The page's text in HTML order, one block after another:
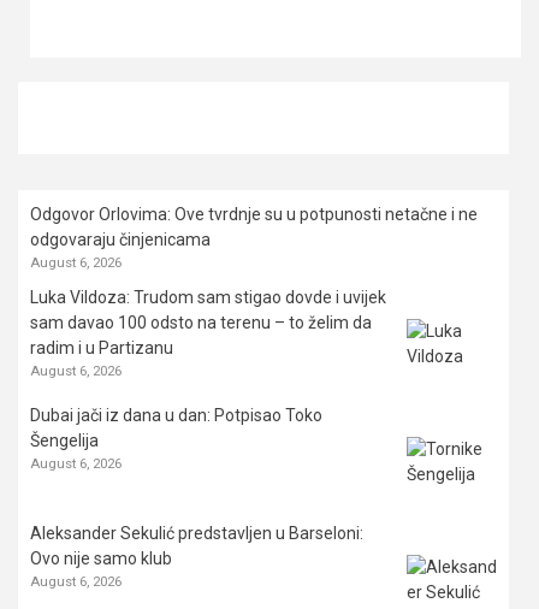
Odgovor Orlovima: ​Ove tvrdnje su u potpunosti netačne i ne
odgovaraju činjenicama
August 6, 2026
Luka Vildoza: Trudom sam stigao dovde i uvijek
sam davao 100 odsto na terenu – to želim da
radim i u Partizanu
August 6, 2026
Dubai jači iz dana u dan: Potpisao Toko
Šengelija
August 6, 2026
Aleksander Sekulić predstavljen u Barseloni:
Ovo nije samo klub
August 6, 2026